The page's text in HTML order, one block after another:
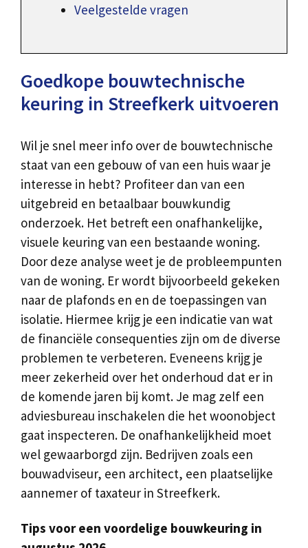
Veelgestelde vragen
Goedkope bouwtechnische
keuring in Streefkerk uitvoeren
Wil je snel meer info over de bouwtechnische
staat van een gebouw of van een huis waar je
interesse in hebt? Profiteer dan van een
uitgebreid en betaalbaar bouwkundig
onderzoek. Het betreft een onafhankelijke,
visuele keuring van een bestaande woning.
Door deze analyse weet je de probleempunten
van de woning. Er wordt bijvoorbeeld gekeken
naar de plafonds en en de toepassingen van
isolatie. Hiermee krijg je een indicatie van wat
de financiële consequenties zijn om de diverse
problemen te verbeteren. Eveneens krijg je
meer zekerheid over het onderhoud dat er in
de komende jaren bij komt. Je mag zelf een
adviesbureau inschakelen die het woonobject
gaat inspecteren. De onafhankelijkheid moet
wel gewaarborgd zijn. Bedrijven zoals een
bouwadviseur, een architect, een plaatselijke
aannemer of taxateur in Streefkerk.
Tips voor een voordelige bouwkeuring in